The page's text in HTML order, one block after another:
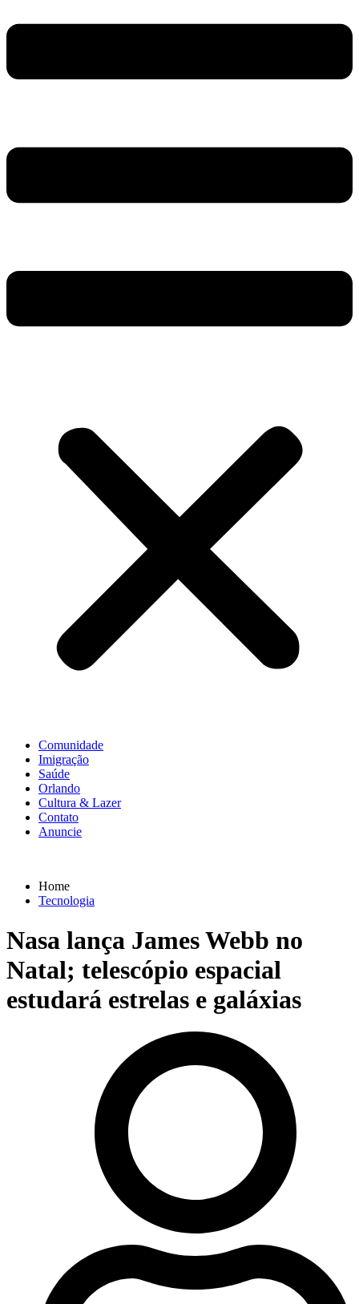
Comunidade
Imigração
Saúde
Orlando
Cultura & Lazer
Contato
Anuncie
Home
Tecnologia
Nasa lança James Webb no
Natal; telescópio espacial
estudará estrelas e galáxias